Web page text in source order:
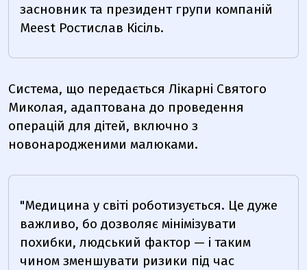
засновник та президент групи компаній
Meest Ростислав Кісіль.
Система, що передається Лікарні Святого
Миколая, адаптована до проведення
операцій для дітей, включно з
новонародженими малюками.
"Медицина у світі роботизується. Це дуже
важливо, бо дозволяє мінімізувати
похибки, людський фактор — і таким
чином зменшувати ризики під час